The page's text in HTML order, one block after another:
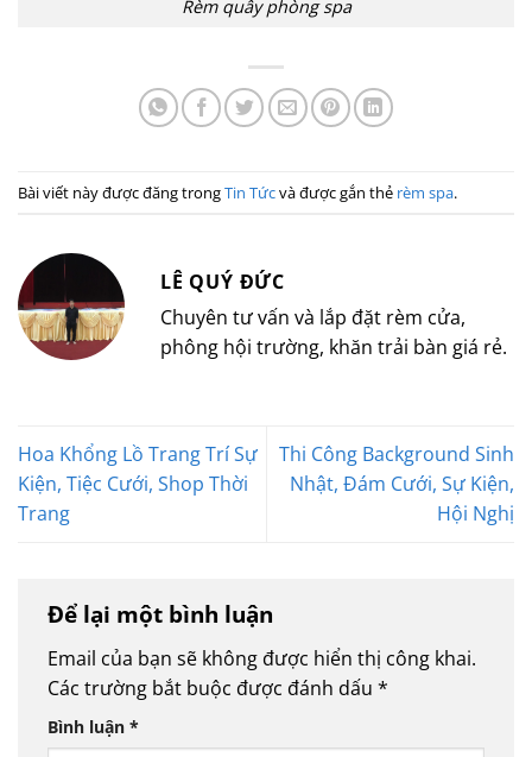
Rèm quây phòng spa
Bài viết này được đăng trongTin Tứcvà được gắn thẻ rèm spa.
LÊ QUÝ ĐỨC
Chuyên tư vấn và lắp đặt rèm cửa,
phông hội trường, khăn trải bàn giá rẻ.
Hoa Khổng Lồ Trang Trí Sự
Kiện, Tiệc Cưới, Shop Thời
Trang
Thi Công Background Sinh
Nhật, Đám Cưới, Sự Kiện,
Hội Nghị
Để lại một bình luận
Email của bạn sẽ không được hiển thị công khai.
Các trường bắt buộc được đánh dấu *
Bình luận *